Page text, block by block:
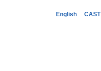
English